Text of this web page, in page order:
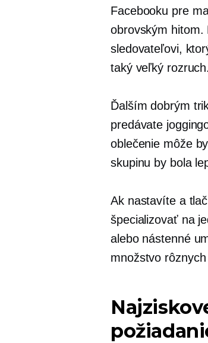
Facebooku pre
obrovským hitom.
sledovateľovi,
taký veľký rozruch.
Ďalším dobrým
predávate
oblečenie môže
skupinu by bola
Ak nastavíte a
špecializovať na
alebo nástenné
množstvo